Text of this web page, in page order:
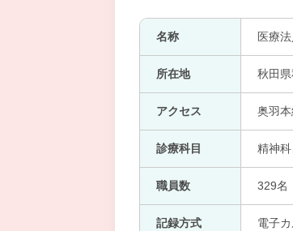
名称 医療
所在地 秋田
アクセス 奥羽
診療科目 精神
職員数 329名
記録方式 電子